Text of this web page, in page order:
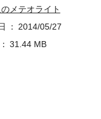
メテオライト
2014/05/27
31.44 MB